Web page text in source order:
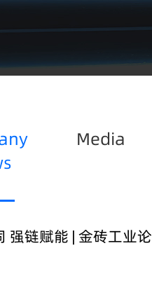
Media
强链赋能 | 金砖工业